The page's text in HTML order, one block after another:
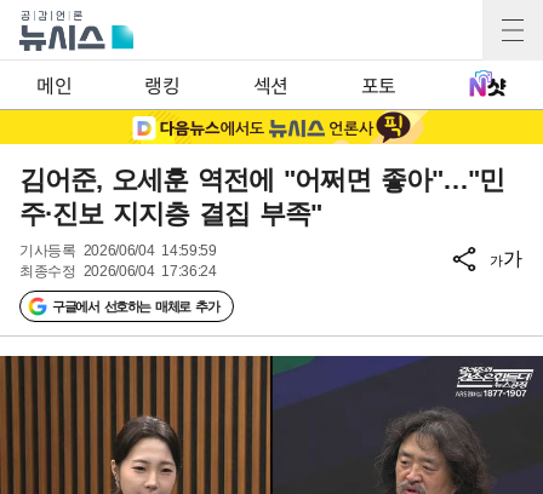
메인 랭킹 섹션 포토
김어준, 오세훈 역전에 "어쩌면 좋아"…"민
주·진보 지지층 결집 부족"
기사등록 2026/06/04 14:59:59
최종수정 2026/06/04 17:36:24
구글에서 선호하는 매체로 추가
가가